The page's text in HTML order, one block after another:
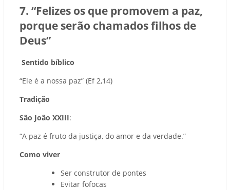
7. “Felizes os que promovem a paz,
porque serão chamados filhos de
Deus”
Sentido bíblico
“Ele é a nossa paz” (Ef 2,14)
Tradição
São João XXIII:
“A paz é fruto da justiça, do amor e da verdade.”
Como viver
Ser construtor de pontes
Evitar fofocas